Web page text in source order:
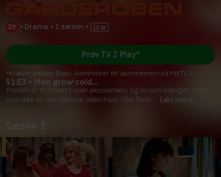
• Drama • 1 sæson •
S1:E3 • Men grow cold...
Preben er frustreret over økonomien, og revyen mangler Dirch,
som ikke er den samme uden ham. Ulla-Berit... Læs mere
Prøv TV 2 Play*
*Kræver pakken Basis. Administrer dit abonnement på Mit TV 2.
Sæson 1